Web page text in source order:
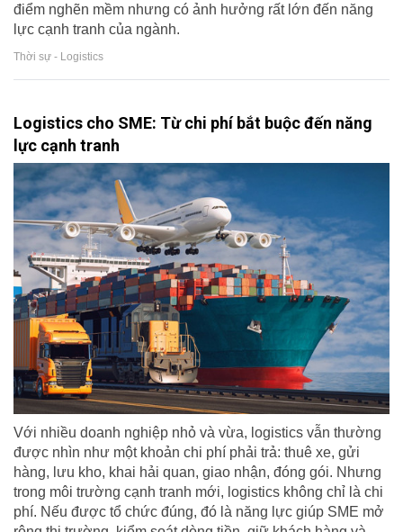
điểm nghẽn mềm nhưng có ảnh hưởng rất lớn đến năng
lực cạnh tranh của ngành.
Thời sự - Logistics
Logistics cho SME: Từ chi phí bắt buộc đến năng
lực cạnh tranh
Với nhiều doanh nghiệp nhỏ và vừa, logistics vẫn thường
được nhìn như một khoản chi phí phải trả: thuê xe, gửi
hàng, lưu kho, khai hải quan, giao nhận, đóng gói. Nhưng
trong môi trường cạnh tranh mới, logistics không chỉ là chi
phí. Nếu được tổ chức đúng, đó là năng lực giúp SME mở